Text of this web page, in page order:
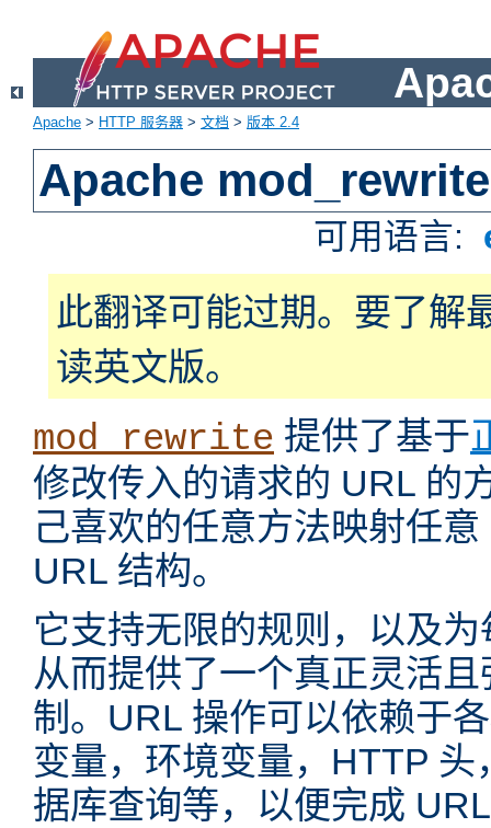
Apache > HTTP 服务器 > 文档 > 版本 2.4
Apache mod_rewrite
可用语言:
此翻译可能过期。要了解
读英文版。
mod_rewrite 提供了基于
修改传入的请求的 URL 的
己喜欢的任意方法映射任
URL 结构。
它支持无限的规则，以及
从而提供了一个真正灵活
制。URL 操作可以依赖于
变量，环境变量，HTTP
据库查询等，以便完成